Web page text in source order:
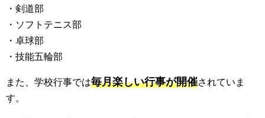
・剣道部
・ソフトテニス部
・卓球部
・技能五輪部
また、学校行事では毎月楽しい行事が開催されていま
す。